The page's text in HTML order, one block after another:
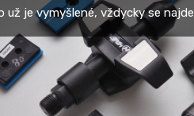
už je vymyšlené, vždycky se najde
kdo dokáže přijít s originálním
Přesně tohle…